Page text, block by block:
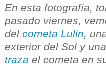
En esta fotografía,
pasado viernes,
del cometa Lulin,
exterior del Sol y una
traza el cometa en